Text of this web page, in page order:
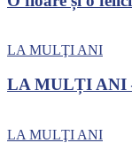
LA MULŢI ANI
LA MULȚI ANI
LA MULŢI ANI